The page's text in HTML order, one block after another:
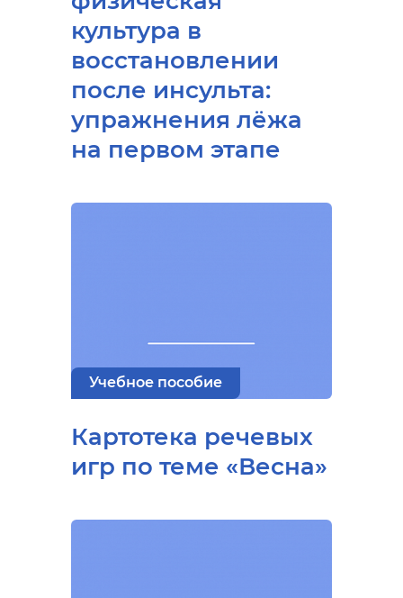
культура в
восстановлении
после инсульта:
упражнения лёжа
на первом этапе
Учебное пособие
Картотека речевых
игр по теме «Весна»